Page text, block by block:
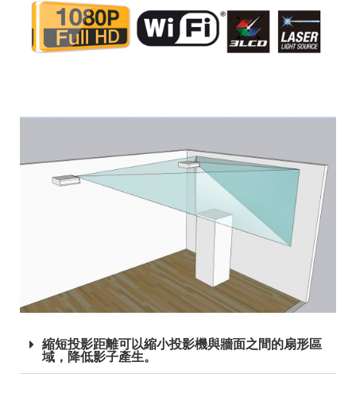
縮短投影距離可以縮小投影機與牆面之間的扇形區
域，降低影子產生。